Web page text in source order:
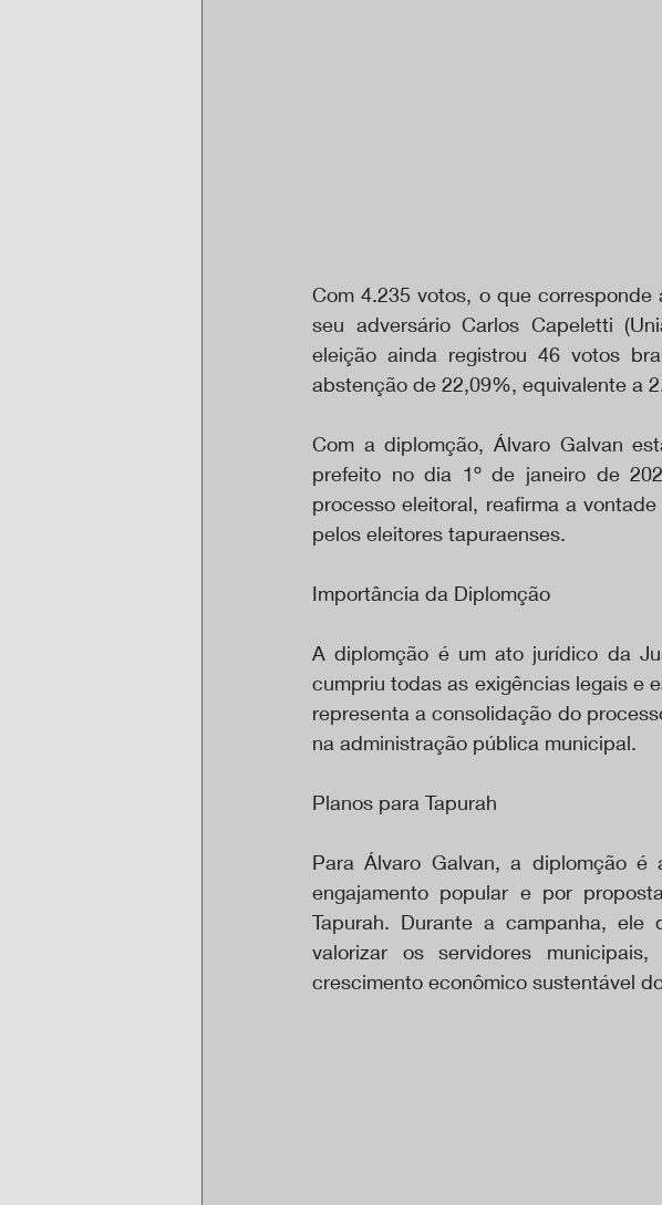
Com 4.235 votos, o que
seu adversário Carlos Capeletti
eleição ainda registrou 46 votos
abstenção de 22,09%, equivalente a
Com a diplomção, Álvaro Galvan
prefeito no dia 1º de janeiro de
processo eleitoral, reafirma a
pelos eleitores tapuraenses.
Importância da Diplomção
A diplomção é um ato jurídico da
cumpriu todas as exigências legais e
representa a consolidação do
na administração pública municipal.
Planos para Tapurah
Para Álvaro Galvan, a diplomção
engajamento popular e por
Tapurah. Durante a campanha,
valorizar os servidores
crescimento econômico sustentável